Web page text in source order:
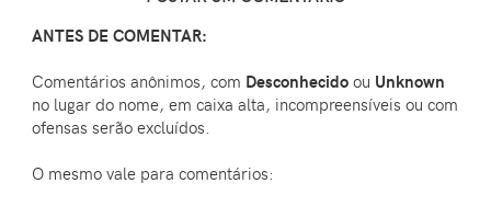
ANTES DE COMENTAR:
Comentários anônimos, com Desconhecido ou Unknown
no lugar do nome, em caixa alta, incompreensíveis ou com
ofensas serão excluídos.
O mesmo vale para comentários: